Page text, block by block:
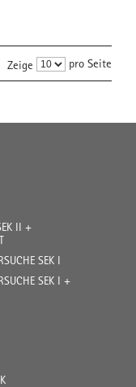
Zeige pro Seite
II +
SEK I
SEK I +